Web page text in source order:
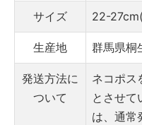
サイズ 22-
生産地 群馬県桐
発送方法に
ついて
ネコポス
とさせて
は、通常